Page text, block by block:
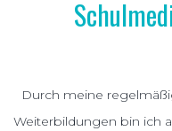
Durch meine
Weiterbildungen bin ich